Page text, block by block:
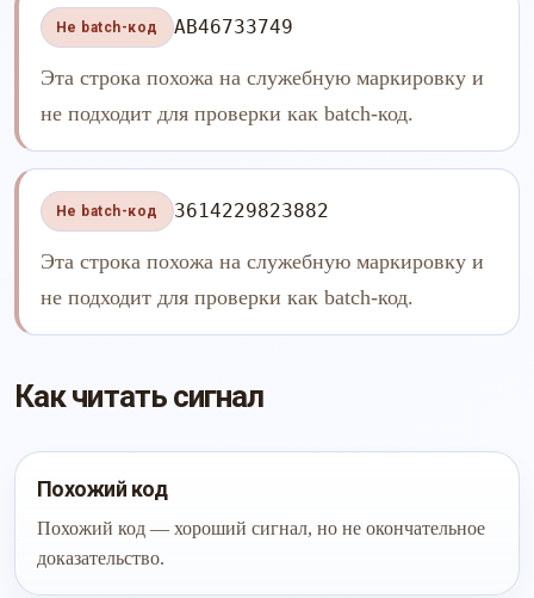
Не batch-код AB46733749
Эта строка похожа на служебную маркировку и
не подходит для проверки как batch-код.
Не batch-код 3614229823882
Эта строка похожа на служебную маркировку и
не подходит для проверки как batch-код.
Как читать сигнал
Похожий код
Похожий код — хороший сигнал, но не окончательное
доказательство.